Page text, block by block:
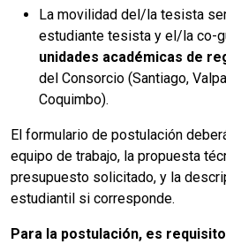
La movilidad del/la tesista
estudiante tesista y el/la co-
unidades académicas de
del Consorcio (Santiago,
Coquimbo).
El formulario de postulación
equipo de trabajo, la propuesta
presupuesto solicitado, y la
estudiantil si corresponde.
Para la postulación, es